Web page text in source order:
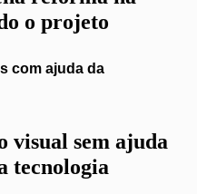
o projeto
visual sem ajuda
tecnologia